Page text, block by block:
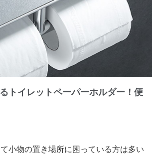
トイレットペーパーホルダー！便
小物の置き場所に困っている方は多い